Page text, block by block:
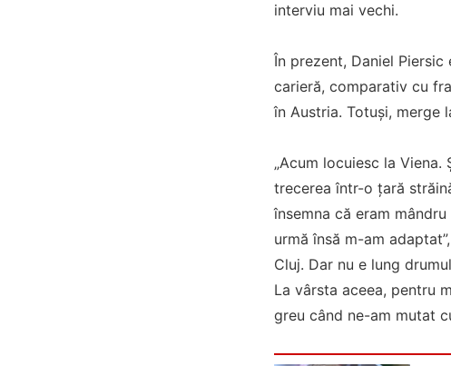
interviu mai vechi.
În prezent, Daniel
carieră, comparativ cu
în Austria. Totuși, merge
„Acum locuiesc la
trecerea într-o țară
însemna că eram
urmă însă m-am
Cluj. Dar nu e lung
La vârsta aceea, pentru
greu când ne-am mutat